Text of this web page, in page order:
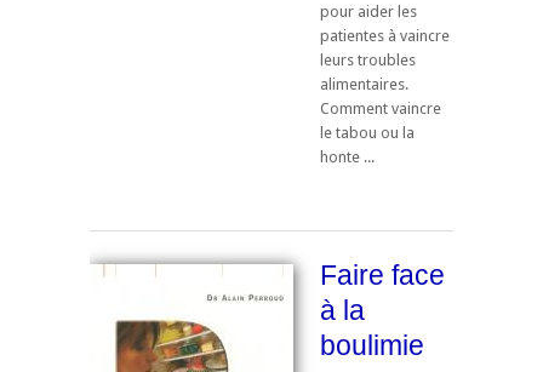
pour aider les
patientes à vaincre
leurs troubles
alimentaires.
Comment vaincre
le tabou ou la
honte ...
Faire face
à la
boulimie